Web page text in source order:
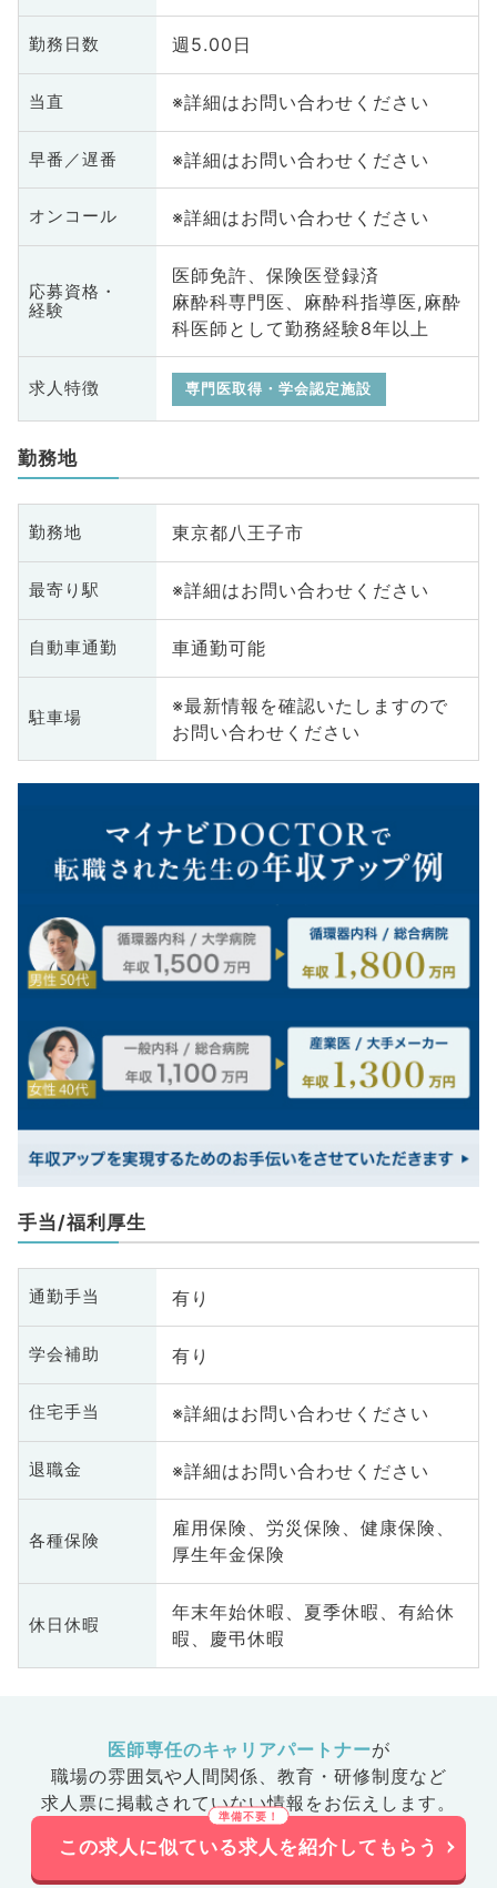
勤務日数 週5.00日
当直 ※詳細はお問い合わせください
早番／遅番 ※詳細はお問い合わせください
オンコール ※詳細はお問い合わせください
応募資格・
経験
医師免許、保険医登録済
麻酔科専門医、麻酔科指導医,麻酔
科医師として勤務経験8年以上
求人特徴 専門医取得・学会認定施設
勤務地
勤務地 東京都八王子市
最寄り駅 ※詳細はお問い合わせください
自動車通勤 車通勤可能
駐車場
※最新情報を確認いたしますので
お問い合わせください
手当/福利厚生
通勤手当 有り
学会補助 有り
住宅手当 ※詳細はお問い合わせください
退職金 ※詳細はお問い合わせください
各種保険
雇用保険、労災保険、健康保険、
厚生年金保険
休日休暇
年末年始休暇、夏季休暇、有給休
暇、慶弔休暇
医師専任のキャリアパートナーが
職場の雰囲気や人間関係、 教育・研修制度など
求人票に掲載されていない情報をお伝えします。
この求人に似ている求人を紹介してもらう